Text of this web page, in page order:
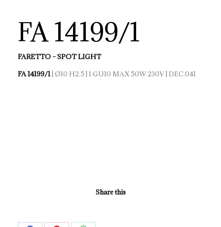
FA 14199/1
FARETTO – SPOT LIGHT
FA 14199/1| Ø10 H2.5 | 1 GU10 MAX 50W 230V | DEC.041
Share this